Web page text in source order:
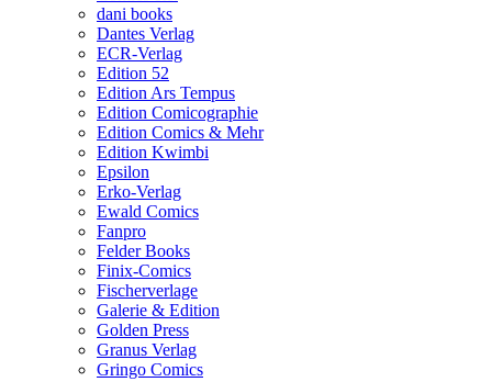
dani books
Dantes Verlag
ECR-Verlag
Edition 52
Edition Ars Tempus
Edition Comicographie
Edition Comics & Mehr
Edition Kwimbi
Epsilon
Erko-Verlag
Ewald Comics
Fanpro
Felder Books
Finix-Comics
Fischerverlage
Galerie & Edition
Golden Press
Granus Verlag
Gringo Comics